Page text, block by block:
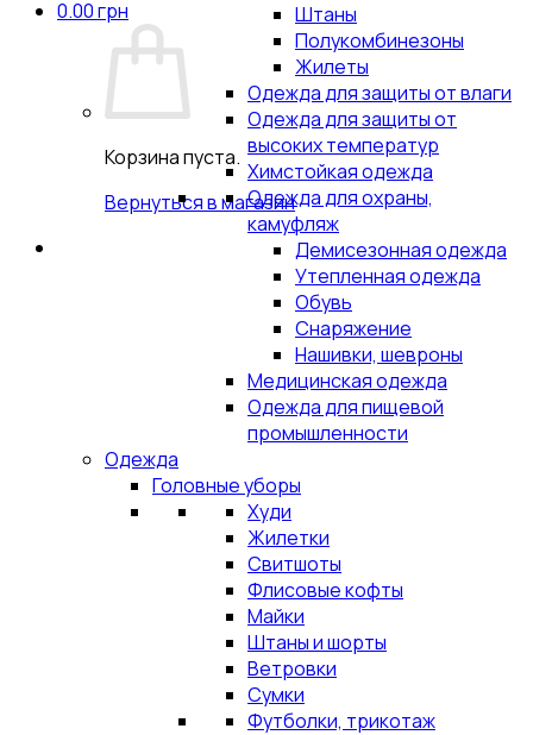
0.00грн
Корзина пуста.
Вернуться в магазин
Штаны
Полукомбинезоны
Жилеты
Одежда для защиты от влаги
Одежда для защиты от
высоких температур
Химстойкая одежда
Одежда для охраны,
камуфляж
Демисезонная одежда
Утепленная одежда
Обувь
Снаряжение
Нашивки, шевроны
Медицинская одежда
Одежда для пищевой
промышленности
Одежда
Головные уборы
Худи
Жилетки
Свитшоты
Флисовые кофты
Майки
Штаны и шорты
Ветровки
Сумки
Футболки, трикотаж